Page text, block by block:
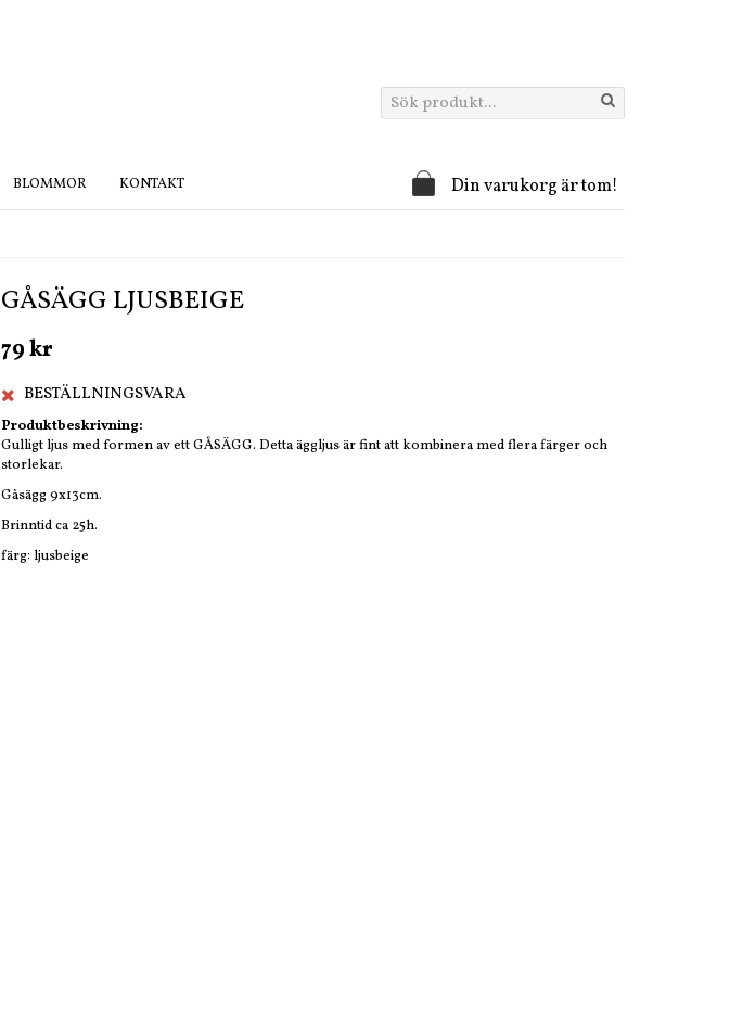
BLOMMOR KONTAKT Din varukorg är tom!
GÅSÄGG LJUSBEIGE
79 kr
BESTÄLLNINGSVARA
Produktbeskrivning:
Gulligt ljus med formen av ett GÅSÄGG. Detta äggljus är fint att kombinera med flera färger och
storlekar.
Gåsägg 9x13cm.
Brinntid ca 25h.
färg: ljusbeige